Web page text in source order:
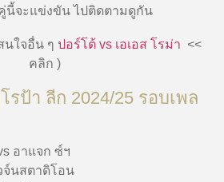
นี้จะแข่งขัน ไปติดตามดูกัน
นใจอื่น ๆ ปอร์โต้ vs เอเอส โรม่า <<
คลิก )
รป้า ลีก 2024/25 รอบเพล
อาแจก ซ์ฯ
จ์นสตาดิโอน